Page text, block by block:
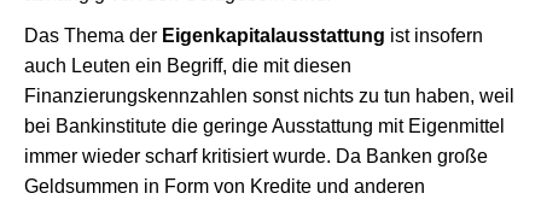
Das Thema der Eigenkapitalausstattung ist insofern
auch Leuten ein Begriff, die mit diesen
Finanzierungskennzahlen sonst nichts zu tun haben, weil
bei Bankinstitute die geringe Ausstattung mit Eigenmittel
immer wieder scharf kritisiert wurde. Da Banken große
Geldsummen in Form von Kredite und anderen